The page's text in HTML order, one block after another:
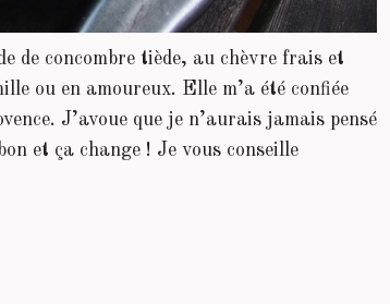
de concombre tiède, au chèvre frais et
ou en amoureux. Elle m’a été confiée
J’avoue que je n’aurais jamais pensé
et ça change ! Je vous conseille